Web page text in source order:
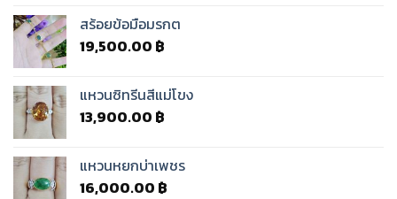
สร้อยข้อมือมรกต
19,500.00 ฿
แหวนซิทรีนสีแม่โขง
13,900.00 ฿
แหวนหยกบ่าเพชร
16,000.00 ฿